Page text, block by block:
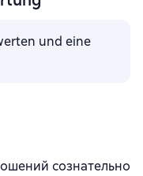
und eine
сознательно